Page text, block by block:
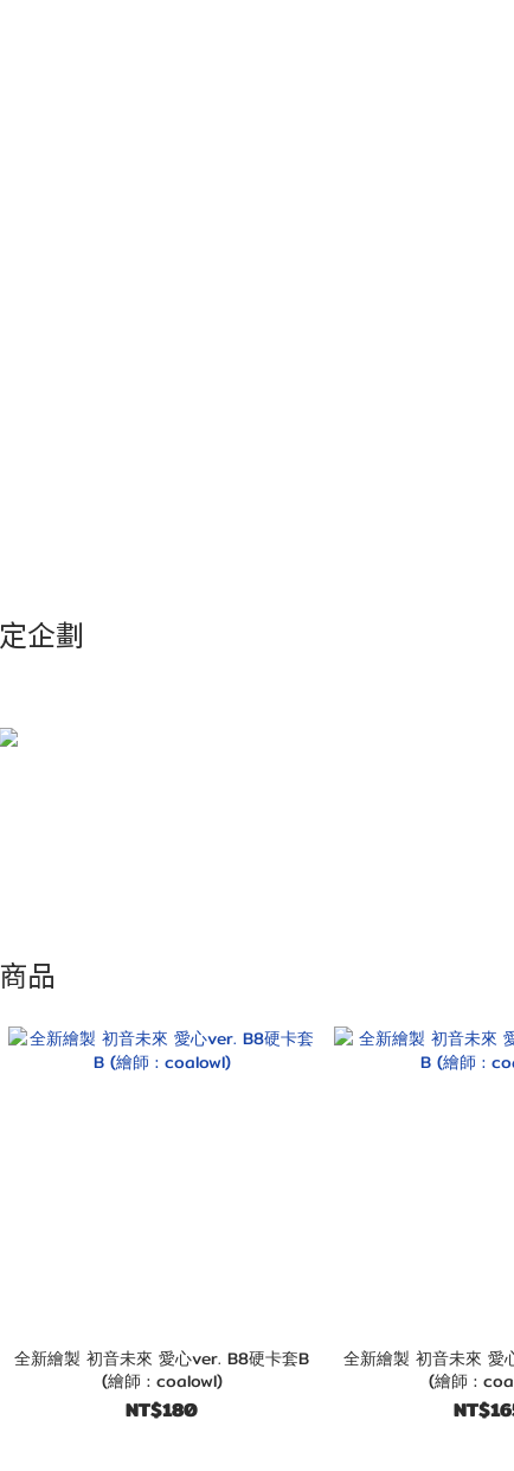
企劃
品
全新繪製 初音未來 愛心ver. B8硬卡套B
(繪師 : coalowl)
NT$180
全新繪製 初音未來 愛
(繪師 :